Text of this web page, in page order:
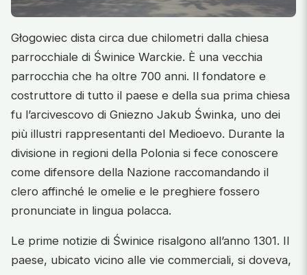
Głogowiec dista circa due chilometri dalla chiesa
parrocchiale di Świnice Warckie. È una vecchia
parrocchia che ha oltre 700 anni. Il fondatore e
costruttore di tutto il paese e della sua prima chiesa
fu l’arcivescovo di Gniezno Jakub Świnka, uno dei
più illustri rappresentanti del Medioevo. Durante la
divisione in regioni della Polonia si fece conoscere
come difensore della Nazione raccomandando il
clero affinché le omelie e le preghiere fossero
pronunciate in lingua polacca.
Le prime notizie di Świnice risalgono all’anno 1301. Il
paese, ubicato vicino alle vie commerciali, si doveva,